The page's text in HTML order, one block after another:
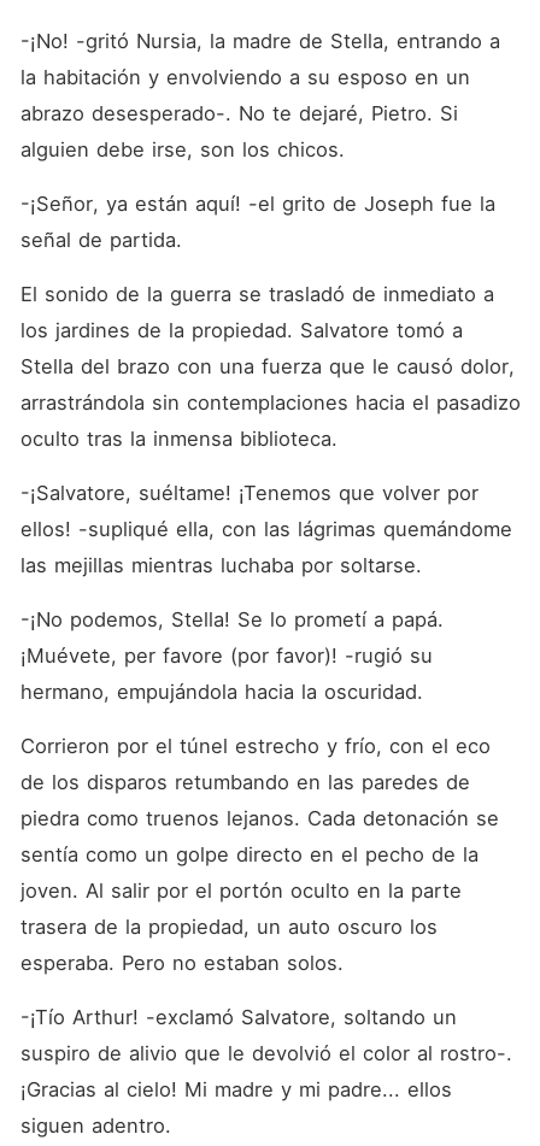
-¡No! -gritó Nursia, la madre de Stella, entrando a
la habitación y envolviendo a su esposo en un
abrazo desesperado-. No te dejaré, Pietro. Si
alguien debe irse, son los chicos.
-¡Señor, ya están aquí! -el grito de Joseph fue la
señal de partida.
El sonido de la guerra se trasladó de inmediato a
los jardines de la propiedad. Salvatore tomó a
Stella del brazo con una fuerza que le causó dolor,
arrastrándola sin contemplaciones hacia el pasadizo
oculto tras la inmensa biblioteca.
-¡Salvatore, suéltame! ¡Tenemos que volver por
ellos! -supliqué ella, con las lágrimas quemándome
las mejillas mientras luchaba por soltarse.
-¡No podemos, Stella! Se lo prometí a papá.
¡Muévete, per favore (por favor)! -rugió su
hermano, empujándola hacia la oscuridad.
Corrieron por el túnel estrecho y frío, con el eco
de los disparos retumbando en las paredes de
piedra como truenos lejanos. Cada detonación se
sentía como un golpe directo en el pecho de la
joven. Al salir por el portón oculto en la parte
trasera de la propiedad, un auto oscuro los
esperaba. Pero no estaban solos.
-¡Tío Arthur! -exclamó Salvatore, soltando un
suspiro de alivio que le devolvió el color al rostro-.
¡Gracias al cielo! Mi madre y mi padre... ellos
siguen adentro.